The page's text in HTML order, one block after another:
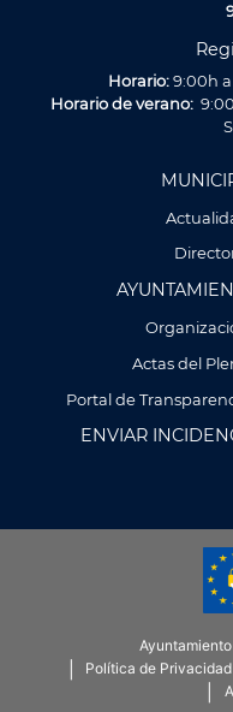
Utilizamos cookies
nuestros servicios y
tus preferencias en
Horario:9:00h
Horario de verano:
Actas del
Portal de
ENVIAR
Política de Privacidad